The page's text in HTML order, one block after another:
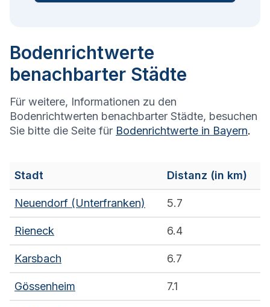
Bodenrichtwerte
benachbarter Städte
Für weitere, Informationen zu den
Bodenrichtwerten benachbarter Städte, besuchen
Sie bitte die Seite für Bodenrichtwerte in Bayern.
Stadt Distanz (in km)
Neuendorf (Unterfranken) 5.7
Rieneck 6.4
Karsbach 6.7
Gössenheim 7.1